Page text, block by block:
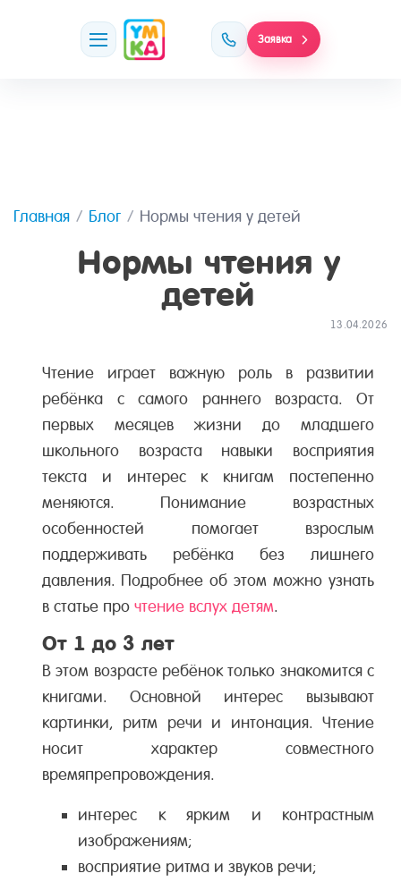
Заявка
Главная Блог Нормы чтения у детей
Нормы чтения у
детей
13.04.2026
Чтение играет важную роль в развитии
ребёнка с самого раннего возраста. От
первых месяцев жизни до младшего
школьного возраста навыки восприятия
текста и интерес к книгам постепенно
меняются. Понимание возрастных
особенностей помогает взрослым
поддерживать ребёнка без лишнего
давления. Подробнее об этом можно узнать
в статье про чтение вслух детям.
От 1 до 3 лет
В этом возрасте ребёнок только знакомится с
книгами. Основной интерес вызывают
картинки, ритм речи и интонация. Чтение
носит характер совместного
времяпрепровождения.
интерес к ярким и контрастным
изображениям;
восприятие ритма и звуков речи;